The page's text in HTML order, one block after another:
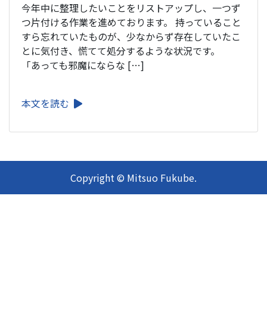
今年中に整理したいことをリストアップし、一つず
つ片付ける作業を進めております。 持っていること
すら忘れていたものが、少なからず存在していたこ
とに気付き、慌てて処分するような状況です。
「あっても邪魔にならな […]
本文を読む
Copyright © Mitsuo Fukube.